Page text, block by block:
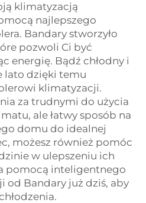
klimatyzacją
najlepszego
Bandary stworzyło
pozwoli Ci być
energię. Bądź chłodny i
lato dzięki temu
klimatyzacji.
za trudnymi do użycia
ale łatwy sposób na
domu do idealnej
możesz również pomóc
w ulepszeniu ich
pomocą inteligentnego
od Bandary już dziś, aby